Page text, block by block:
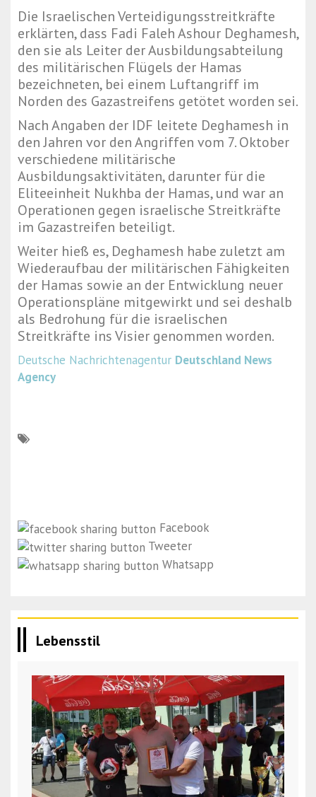
Die Israelischen Verteidigungsstreitkräfte
erklärten, dass Fadi Faleh Ashour Deghamesh,
den sie als Leiter der Ausbildungsabteilung
des militärischen Flügels der Hamas
bezeichneten, bei einem Luftangriff im
Norden des Gazastreifens getötet worden sei.
Nach Angaben der IDF leitete Deghamesh in
den Jahren vor den Angriffen vom 7. Oktober
verschiedene militärische
Ausbildungsaktivitäten, darunter für die
Eliteeinheit Nukhba der Hamas, und war an
Operationen gegen israelische Streitkräfte
im Gazastreifen beteiligt.
Weiter hieß es, Deghamesh habe zuletzt am
Wiederaufbau der militärischen Fähigkeiten
der Hamas sowie an der Entwicklung neuer
Operationspläne mitgewirkt und sei deshalb
als Bedrohung für die israelischen
Streitkräfte ins Visier genommen worden.
Deutsche Nachrichtenagentur Deutschland News
Agency
Facebook
Tweeter
Whatsapp
Lebensstil